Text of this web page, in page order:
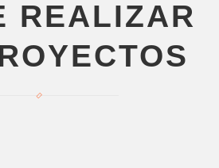
REALIZAR